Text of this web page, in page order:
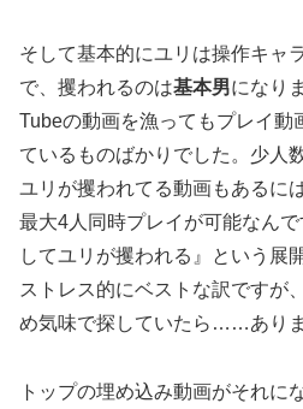
そして基本的にユリは操作キャ
で、攫われるのは基本男になり
Tubeの動画を漁ってもプレイ動
ているものばかりでした。少人
ユリが攫われてる動画もあるに
最大4人同時プレイが可能なん
してユリが攫われる』という展
ストレス的にベストな訳ですが
め気味で探していたら……ありま
トップの埋め込み動画がそれに